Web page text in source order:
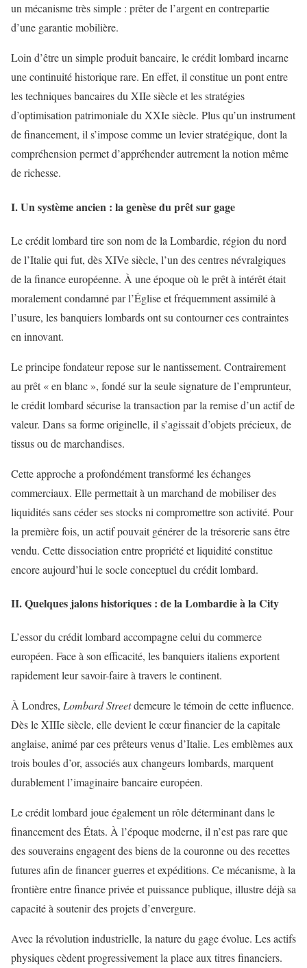
un mécanisme très simple : prêter de l’argent en contrepartie
d’une garantie mobilière.
Loin d’être un simple produit bancaire, le crédit lombard incarne
une continuité historique rare. En effet, il constitue un pont entre
les techniques bancaires du XIIe siècle et les stratégies
d’optimisation patrimoniale du XXIe siècle. Plus qu’un instrument
de financement, il s’impose comme un levier stratégique, dont la
compréhension permet d’appréhender autrement la notion même
de richesse.
I. Un système ancien : la genèse du prêt sur gage
Le crédit lombard tire son nom de la Lombardie, région du nord
de l’Italie qui fut, dès XIVe siècle, l’un des centres névralgiques
de la finance européenne. À une époque où le prêt à intérêt était
moralement condamné par l’Église et fréquemment assimilé à
l’usure, les banquiers lombards ont su contourner ces contraintes
en innovant.
Le principe fondateur repose sur le nantissement. Contrairement
au prêt « en blanc », fondé sur la seule signature de l’emprunteur,
le crédit lombard sécurise la transaction par la remise d’un actif de
valeur. Dans sa forme originelle, il s’agissait d’objets précieux, de
tissus ou de marchandises.
Cette approche a profondément transformé les échanges
commerciaux. Elle permettait à un marchand de mobiliser des
liquidités sans céder ses stocks ni compromettre son activité. Pour
la première fois, un actif pouvait générer de la trésorerie sans être
vendu. Cette dissociation entre propriété et liquidité constitue
encore aujourd’hui le socle conceptuel du crédit lombard.
II. Quelques jalons historiques : de la Lombardie à la City
L’essor du crédit lombard accompagne celui du commerce
européen. Face à son efficacité, les banquiers italiens exportent
rapidement leur savoir-faire à travers le continent.
À Londres, Lombard Streetdemeure le témoin de cette influence.
Dès le XIIIe siècle, elle devient le cœur financier de la capitale
anglaise, animé par ces prêteurs venus d’Italie. Les emblèmes aux
trois boules d’or, associés aux changeurs lombards, marquent
durablement l’imaginaire bancaire européen.
Le crédit lombard joue également un rôle déterminant dans le
financement des États. À l’époque moderne, il n’est pas rare que
des souverains engagent des biens de la couronne ou des recettes
futures afin de financer guerres et expéditions. Ce mécanisme, à la
frontière entre finance privée et puissance publique, illustre déjà sa
capacité à soutenir des projets d’envergure.
Avec la révolution industrielle, la nature du gage évolue. Les actifs
physiques cèdent progressivement la place aux titres financiers.